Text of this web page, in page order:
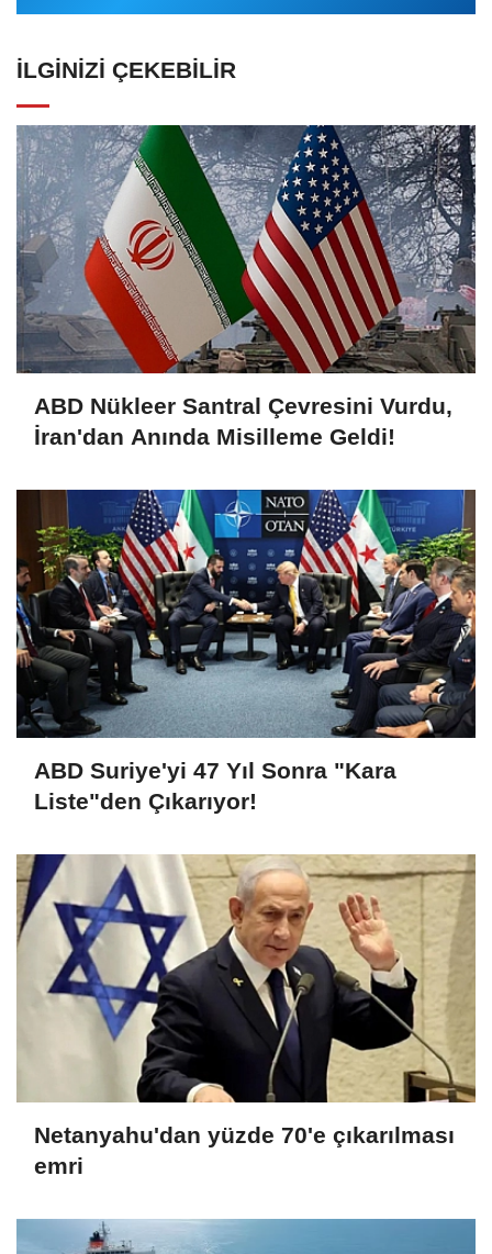
İLGINIZI ÇEKEBILIR
ABD Nükleer Santral Çevresini Vurdu,
İran'dan Anında Misilleme Geldi!
ABD Suriye'yi 47 Yıl Sonra "Kara
Liste"den Çıkarıyor!
Netanyahu'dan yüzde 70'e çıkarılması
emri